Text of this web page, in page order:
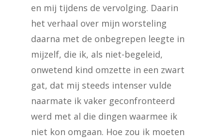
en mij tijdens de vervolging. Daarin
het verhaal over mijn worsteling
daarna met de onbegrepen leegte in
mijzelf, die ik, als niet-begeleid,
onwetend kind omzette in een zwart
gat, dat mij steeds intenser vulde
naarmate ik vaker geconfronteerd
werd met al die dingen waarmee ik
niet kon omgaan. Hoe zou ik moeten